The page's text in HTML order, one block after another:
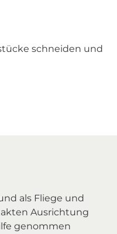
schneiden und
als Fliege und
Ausrichtung
genommen